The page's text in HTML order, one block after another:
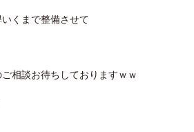
くまで整備させて
相談お待ちしておりますｗｗ